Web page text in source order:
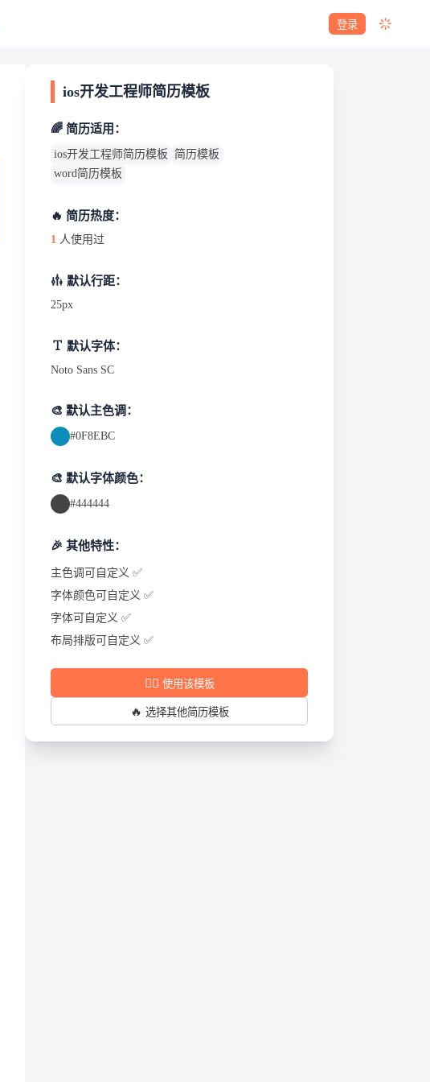
登录
ios开发工程师简历模板
🌈 简历适用：
ios开发工程师简历模板
简历模板
word简历模板
🔥 简历热度：
1 人使用过
默认行距：
25px
默认字体：
Noto Sans SC
🎨 默认主色调：
#0F8EBC
🎨 默认字体颜色：
#444444
🎉 其他特性：
主色调可自定义 ✅
字体颜色可自定义 ✅
字体可自定义 ✅
布局排版可自定义 ✅
✍🏻 使用该模板
🔥 选择其他简历模板